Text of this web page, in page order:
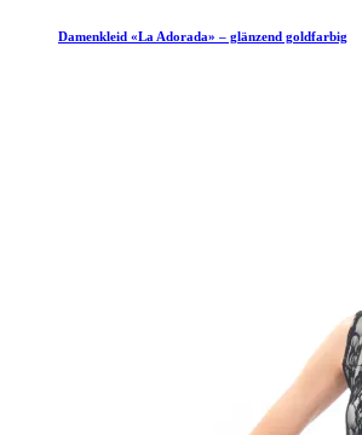
Damenkleid «La Adorada» – glänzend goldfarbig